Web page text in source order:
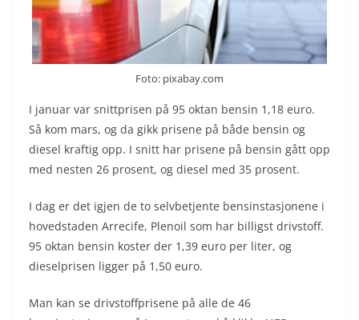
Foto: pixabay.com
I januar var snittprisen på 95 oktan bensin 1,18 euro.
Så kom mars, og da gikk prisene på både bensin og
diesel kraftig opp. I snitt har prisene på bensin gått opp
med nesten 26 prosent, og diesel med 35 prosent.
I dag er det igjen de to selvbetjente bensinstasjonene i
hovedstaden Arrecife, Plenoil som har billigst drivstoff.
95 oktan bensin koster der 1,39 euro per liter, og
dieselprisen ligger på 1,50 euro.
Man kan se drivstoffprisene på alle de 46